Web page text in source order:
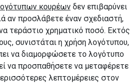
κουρέωνδεν επιβαρύνει
αν προσλάβετε έναν σχεδιαστή,
τεράστιο χρηματικό ποσό. Εκτός
συνιστάται η χρήση λογότυπου,
να διαμορφώσετε το λογότυπο
να προσπαθήσετε να μεταφέρετε
λεπτομέρειες στον